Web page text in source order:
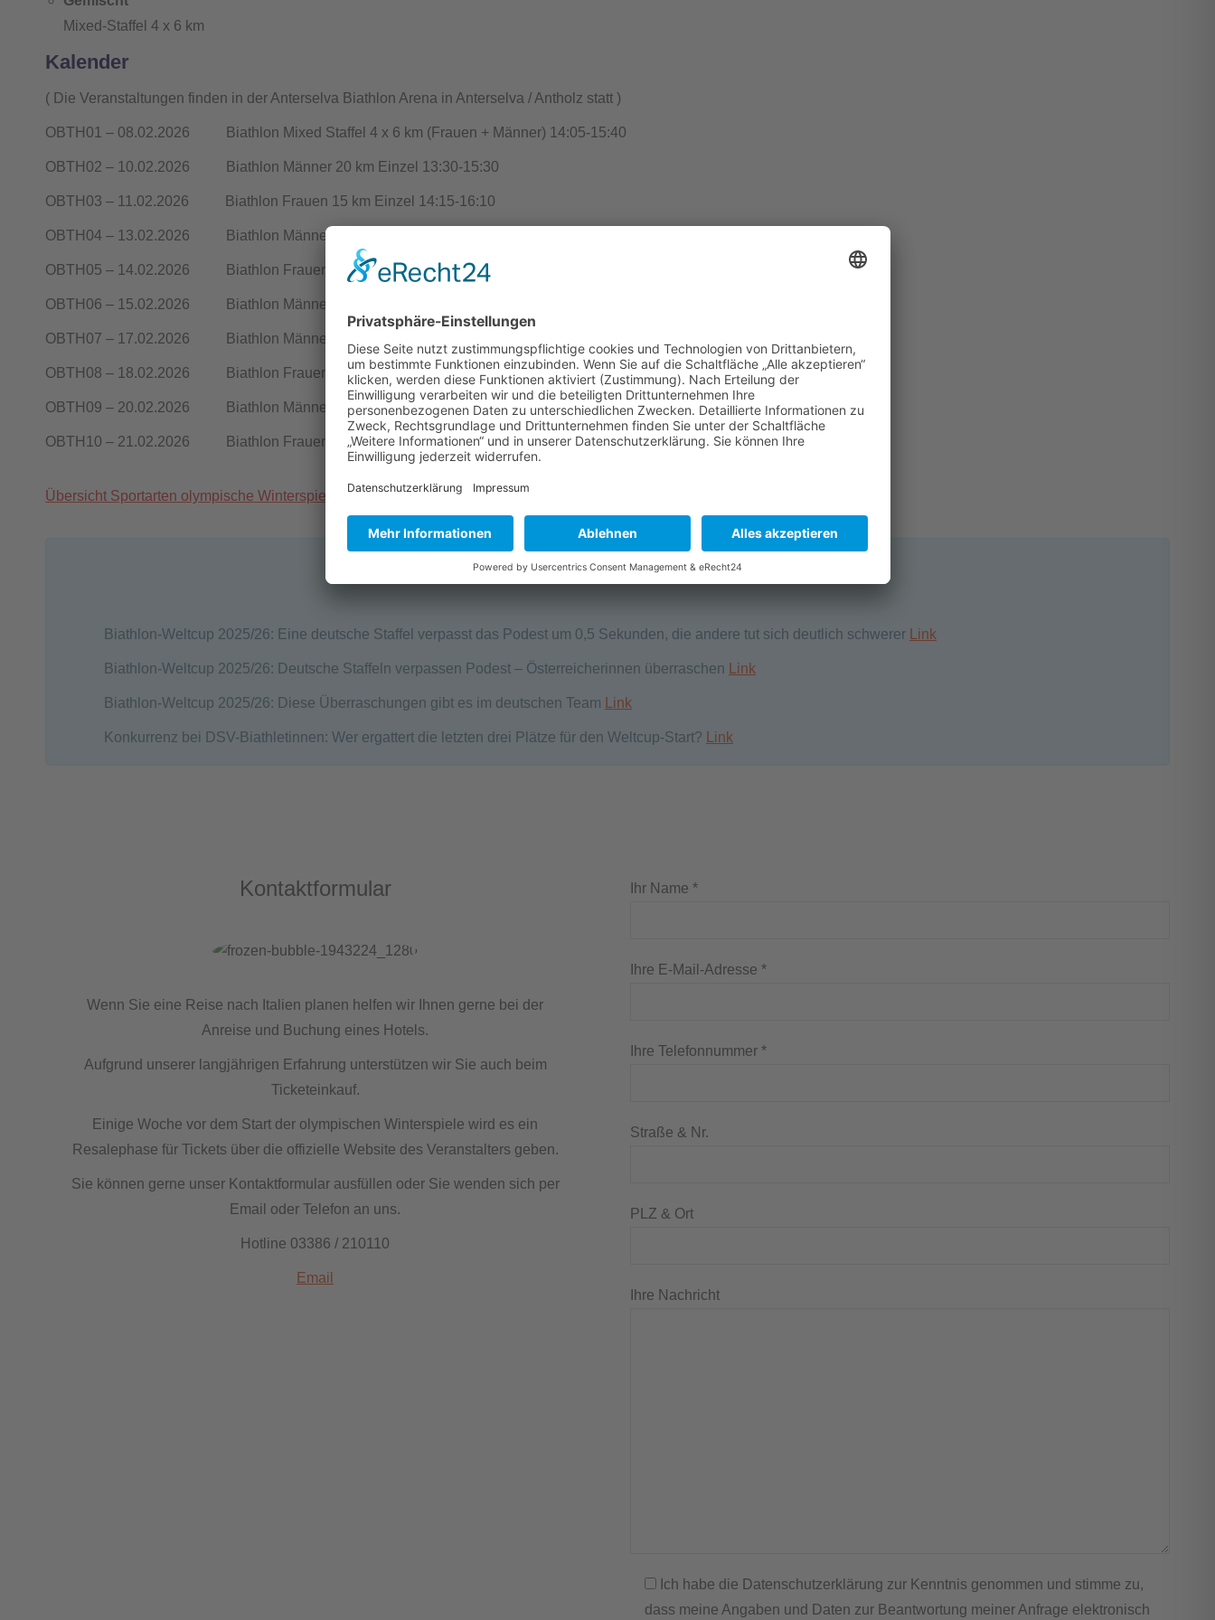
Mixed-Staffel 4 x 6 km
Kalender
( Die Veranstaltungen finden in der Anterselva Biathlon Arena in Anterselva / Antholz statt )
OBTH01 – 08.02.2026 Biathlon Mixed Staffel 4 x 6 km (Frauen + Männer) 14:05-15:40
OBTH02 – 10.02.2026 Biathlon Männer 20 km Einzel 13:30-15:30
OBTH03 – 11.02.2026 Biathlon Frauen 15 km Einzel 14:15-16:10
OBTH04 – 13.02.2026 Biathlon Männer 10 km Sprint 14:00-15:40
OBTH05 – 14.02.2026 Biathlon Frauen 7.5 km Sprint 14:00-15:35
OBTH06 – 15.02.2026 Biathlon Männer 12.5 km Verfolgung 11:15-12:00 Frauen 10 km Verfolgung 14:45-16:00
OBTH07 – 17.02.2026 Biathlon Männer 4 x 7.5 km Staffel 14:30-16:10
OBTH08 – 18.02.2026 Biathlon Frauen 4 x 6 km Staffel 14:45-16:20
OBTH09 – 20.02.2026 Biathlon Männer 15 km Massemstart 14:15-15:20
OBTH10 – 21.02.2026 Biathlon Frauen 12.5 km Massenstart 14:15-15:15
Übersicht Sportarten olympische Winterspiele
aktuelle News
Biathlon-Weltcup 2025/26: Eine deutsche Staffel verpasst das Podest um 0,5 Sekunden, die andere tut sich deutlich schwerer Link
Biathlon-Weltcup 2025/26: Deutsche Staffeln verpassen Podest – Österreicherinnen überraschen Link
Biathlon-Weltcup 2025/26: Diese Überraschungen gibt es im deutschen Team Link
Konkurrenz bei DSV-Biathletinnen: Wer ergattert die letzten drei Plätze für den Weltcup-Start? Link
Kontaktformular
Wenn Sie eine Reise nach Italien planen helfen wir Ihnen gerne bei der
Anreise und Buchung eines Hotels.
Aufgrund unserer langjährigen Erfahrung unterstützen wir Sie auch beim
Ticketeinkauf.
Einige Woche vor dem Start der olympischen Winterspiele wird es ein
Resalephase für Tickets über die offizielle Website des Veranstalters geben.
Sie können gerne unser Kontaktformular ausfüllen oder Sie wenden sich per
Email oder Telefon an uns.
Hotline 03386 / 210110
Email
Ihr Name *
Ihre E-Mail-Adresse *
Ihre Telefonnummer *
Straße & Nr.
PLZ & Ort
Ihre Nachricht
Ich habe die Datenschutzerklärung zur Kenntnis genommen und stimme zu,
dass meine Angaben und Daten zur Beantwortung meiner Anfrage elektronisch